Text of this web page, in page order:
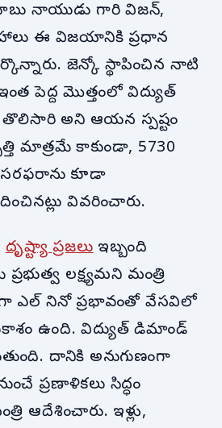
నాయుడు గారి విజన్,
ఈ విజయానికి ప్రధాన
జెన్కో స్థాపించిన నాటి
పెద్ద మొత్తంలో విద్యుత్
తొలిసారి అని ఆయన స్పష్టం
మాత్రమే కాకుండా, 5730
కూడా
వివరించారు.
దృష్ట్యా ప్రజలుఇబ్బంది
లక్ష్యమని మంత్రి
ఎల్ నినో ప్రభావంతో వేసవిలో
ఉంది. విద్యుత్ డిమాండ్
దానికి అనుగుణంగా
ప్రణాళికలు సిద్ధం
ఆదేశించారు. ఇళ్లు,